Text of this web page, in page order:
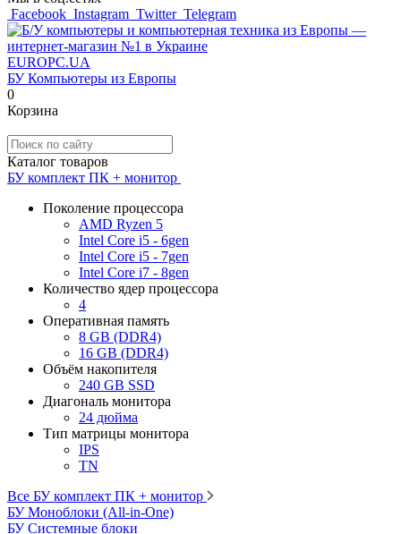
Facebook Instagram Twitter Telegram
EUROPC.UA
БУ Компьютеры из Европы
0
Корзина
Каталог товаров
БУ комплект ПК + монитор
Поколение процессора
AMD Ryzen 5
Intel Core i5 - 6gen
Intel Core i5 - 7gen
Intel Core i7 - 8gen
Количество ядер процессора
4
Оперативная память
8 GB (DDR4)
16 GB (DDR4)
Объём накопителя
240 GB SSD
Диагональ монитора
24 дюйма
Тип матрицы монитора
IPS
TN
Все БУ комплект ПК + монитор
БУ Моноблоки (All-in-One)
БУ Системные блоки